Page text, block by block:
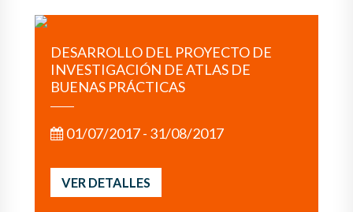
DESARROLLO DEL PROYECTO DE
INVESTIGACIÓN DE ATLAS DE
BUENAS PRÁCTICAS
01/07/2017 - 31/08/2017
VER DETALLES